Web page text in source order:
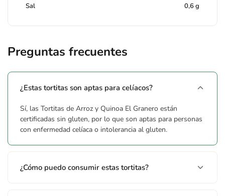
Sal 0,6 g
Preguntas frecuentes
¿Estas tortitas son aptas para celíacos?
Sí, las Tortitas de Arroz y Quinoa El Granero están
certificadas sin gluten, por lo que son aptas para personas
con enfermedad celíaca o intolerancia al gluten.
¿Cómo puedo consumir estas tortitas?